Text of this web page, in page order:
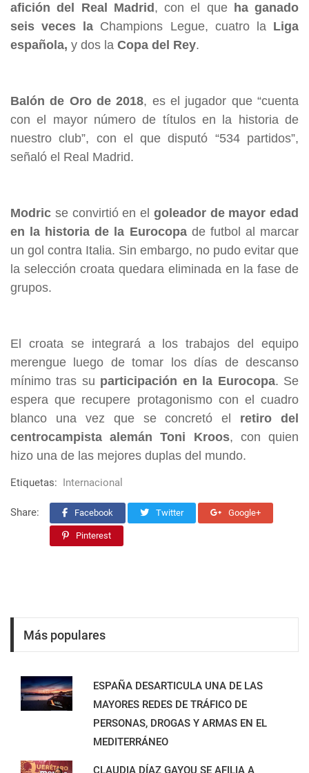
afición del Real Madrid , con el que ha ganado
seis veces la Champions Legue, cuatro la Liga
española, y dos la Copa del Rey.
Balón de Oro de 2018, es el jugador que “cuenta
con el mayor número de títulos en la historia de
nuestro club”, con el que disputó “534 partidos”,
señaló el Real Madrid.
Modric se convirtió en el goleador de mayor edad
en la historia de la Eurocopade futbol al marcar
un gol contra Italia. Sin embargo, no pudo evitar que
la selección croata quedara eliminada en la fase de
grupos.
El croata se integrará a los trabajos del equipo
merengue luego de tomar los días de descanso
mínimo tras su participación en la Eurocopa. Se
espera que recupere protagonismo con el cuadro
blanco una vez que se concretó el retiro del
centrocampista alemán
Toni Kroos, con quien
hizo una de las mejores duplas del mundo.
Etiquetas: Internacional
Share: Facebook Twitter Google+
Pinterest
Más populares
ESPAÑA DESARTICULA UNA DE LAS
MAYORES REDES DE TRÁFICO DE
PERSONAS, DROGAS Y ARMAS EN EL
MEDITERRÁNEO
CLAUDIA DÍAZ GAYOU SE AFILIA A